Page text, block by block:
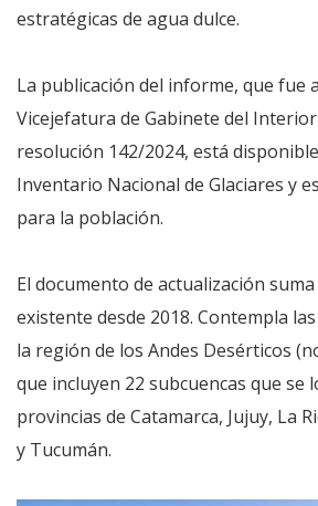
estratégicas de agua dulce.
La publicación del informe, que fue
Vicejefatura de Gabinete del
resolución 142/2024, está
Inventario Nacional de Glaciares y
para la población.
El documento de actualización
existente desde 2018. Contempla
la región de los Andes Desérticos
que incluyen 22 subcuencas que se
provincias de Catamarca, Jujuy, La
y Tucumán.